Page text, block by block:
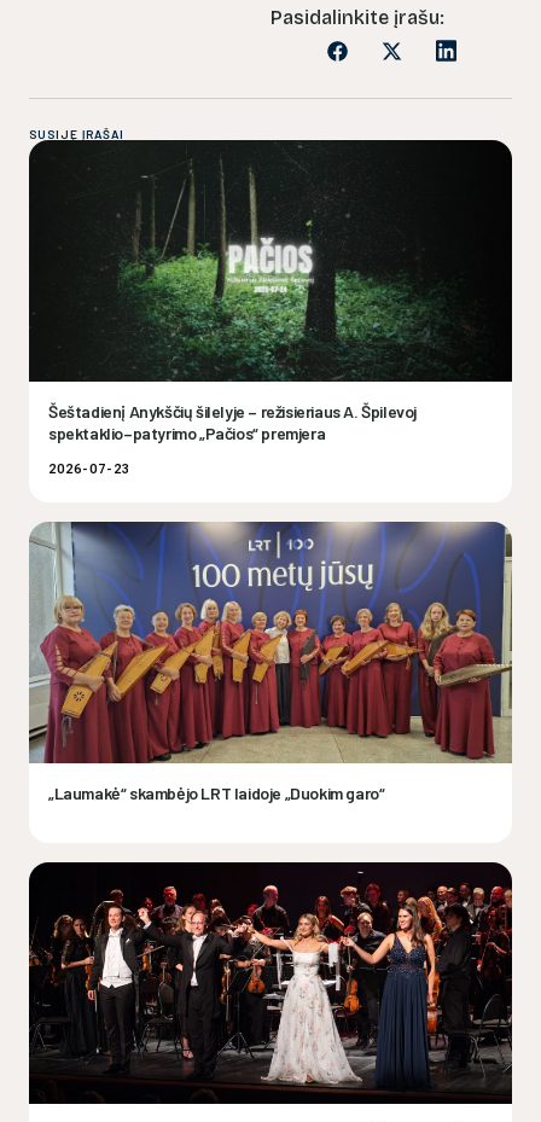
Pasidalinkite įrašu:
SUSIJĘ ĮRAŠAI
Šeštadienį Anykščių šilelyje – režisieriaus A. Špilevoj
spektaklio–patyrimo „Pačios“ premjera
2026-07-23
„Laumakė“ skambėjo LRT laidoje „Duokim garo“